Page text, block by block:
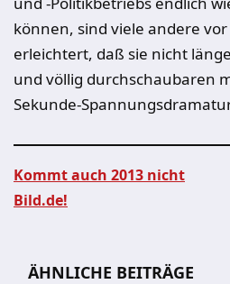
können, sind viele andere
erleichtert, daß sie nicht
und völlig durchschaubaren
Sekunde-
Kommt auch 2013 nicht
Bild.de!
ÄHNLICHE BEITRÄGE